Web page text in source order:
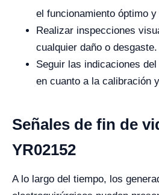
el funcionamiento óptimo
Realizar inspecciones
cualquier daño o desgaste.
Seguir las indicaciones
en cuanto a la calibración
Señales de fin de
YR02152
A lo largo del tiempo, los